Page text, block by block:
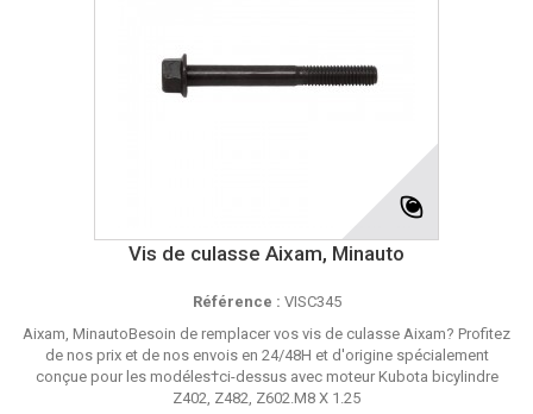
Vis de culasse Aixam, Minauto
Référence : VISC345
Aixam, MinautoBesoin de remplacer vos vis de culasse Aixam? Profitez
de nos prix et de nos envois en 24/48H et d'origine spécialement
conçue pour les modéles†ci-dessus avec moteur Kubota bicylindre
Z402, Z482, Z602.M8 X 1.25